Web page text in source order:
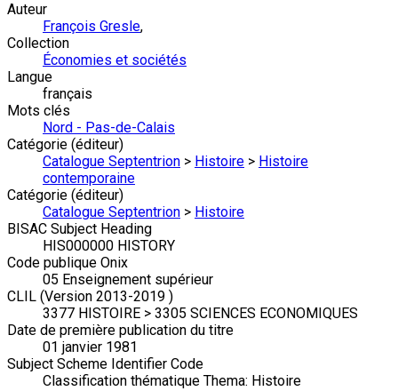
Auteur
François Gresle,
Collection
Économies et sociétés
Langue
français
Mots clés
Nord - Pas-de-Calais
Catégorie (éditeur)
Catalogue Septentrion > Histoire > Histoire
contemporaine
Catégorie (éditeur)
Catalogue Septentrion > Histoire
BISAC Subject Heading
HIS000000 HISTORY
Code publique Onix
05 Enseignement supérieur
CLIL (Version 2013-2019 )
3377 HISTOIRE > 3305 SCIENCES ECONOMIQUES
Date de première publication du titre
01 janvier 1981
Subject Scheme Identifier Code
Classification thématique Thema: Histoire